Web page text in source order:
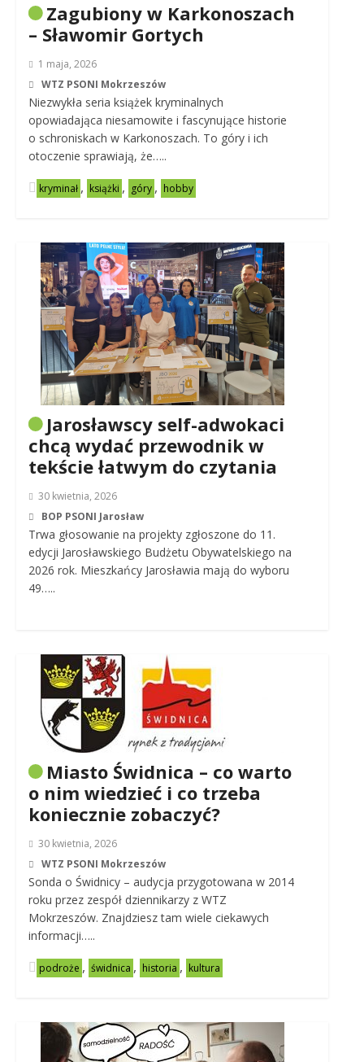
Zagubiony w Karkonoszach
– Sławomir Gortych
1 maja, 2026
WTZ PSONI Mokrzeszów
Niezwykła seria książek kryminalnych
opowiadająca niesamowite i fascynujące historie
o schroniskach w Karkonoszach. To góry i ich
otoczenie sprawiają, że…..
kryminał , książki , góry , hobby
Jarosławscy self-adwokaci
chcą wydać przewodnik w
tekście łatwym do czytania
30 kwietnia, 2026
BOP PSONI Jarosław
Trwa głosowanie na projekty zgłoszone do 11.
edycji Jarosławskiego Budżetu Obywatelskiego na
2026 rok. Mieszkańcy Jarosławia mają do wyboru
49…..
Miasto Świdnica – co warto
o nim wiedzieć i co trzeba
koniecznie zobaczyć?
30 kwietnia, 2026
WTZ PSONI Mokrzeszów
Sonda o Świdnicy – audycja przygotowana w 2014
roku przez zespół dziennikarzy z WTZ
Mokrzeszów. Znajdziesz tam wiele ciekawych
informacji…..
podroże , świdnica , historia , kultura